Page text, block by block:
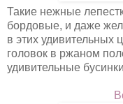
Такие нежные
бордовые, и даже
в этих удивительных
головок в ржаном
удивительные